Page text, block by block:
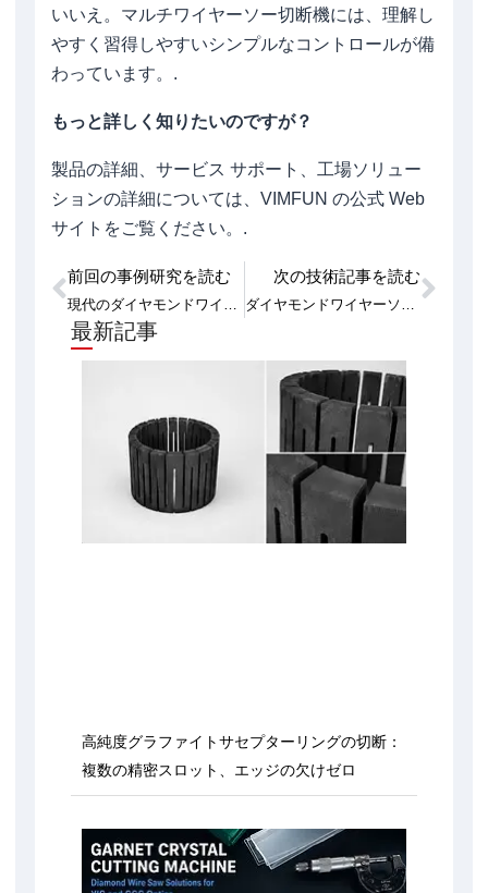
いいえ。マルチワイヤーソー切断機には、理解し
やすく習得しやすいシンプルなコントロールが備
わっています。.
もっと詳しく知りたいのですが？
製品の詳細、サービス サポート、工場ソリュー
ションの詳細については、VIMFUN の公式 Web
サイトをご覧ください。.
Prev
前回の事例研究を読む
現代のダイヤモンドワイヤーソーマシンの送りシステムと制御ロジック
次の技術記事を読む
ダイヤモンドワイヤーソー切断におけるワイヤー速度、張力、送り速度の設定方法 次
最新記事
高純度グラファイトサセプターリングの切断：
複数の精密スロット、エッジの欠けゼロ